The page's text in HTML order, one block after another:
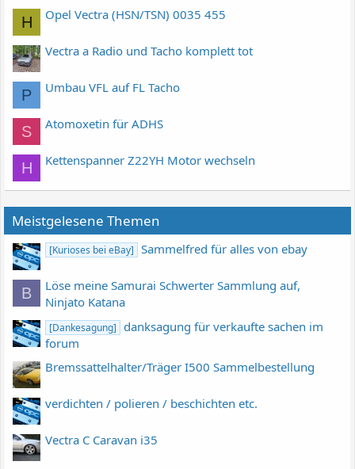
H Opel Vectra (HSN/TSN) 0035 455
Vectra a Radio und Tacho komplett tot
P Umbau VFL auf FL Tacho
S Atomoxetin für ADHS
H Kettenspanner Z22YH Motor wechseln
Meistgelesene Themen
[Kurioses bei eBay] Sammelfred für alles von ebay
B
Löse meine Samurai Schwerter Sammlung auf,
Ninjato Katana
[Dankesagung]
danksagung für verkaufte sachen im
forum
Bremssattelhalter/Träger I500 Sammelbestellung
verdichten / polieren / beschichten etc.
Vectra C Caravan i35